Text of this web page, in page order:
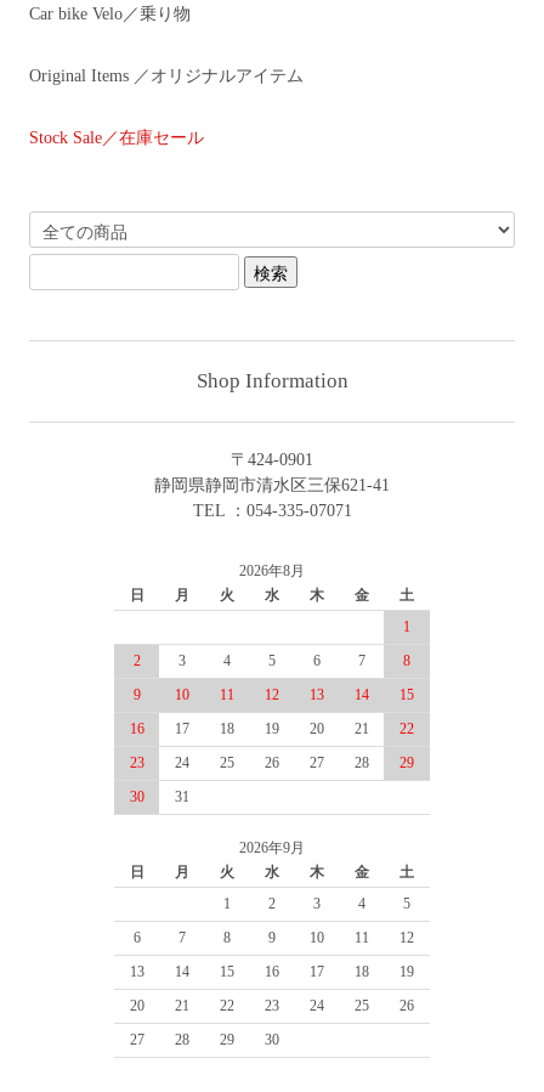
Car bike Velo／乗り物
Original Items ／オリジナルアイテム
Stock Sale／在庫セール
Shop Information
〒424-0901
静岡県静岡市清水区三保621-41
TEL ：054-335-07071
2026年8月
日
月 火 水 木 金
土
1
2
3 4 5 6 7
8
9
10 11 12 13 14
15
16
17 18 19 20 21
22
23
24 25 26 27 28
29
30
31
2026年9月
日
月 火 水 木 金
土
1
2 3 4
5
6
7 8 9 10 11
12
13
14 15 16 17 18
19
20
21 22 23 24 25
26
27
28 29 30